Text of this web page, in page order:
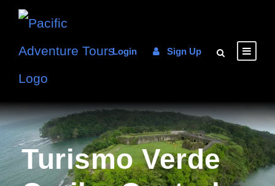
Login Sign Up
Turismo Verde